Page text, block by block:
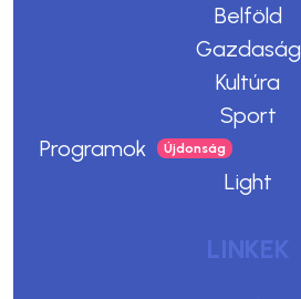
Belföld
Gazdaság
Kultúra
Sport
Programok
Light
LINKEK